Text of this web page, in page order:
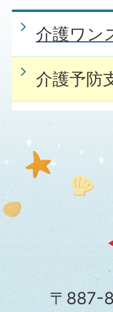
介護ワン
介護予防
〒887-